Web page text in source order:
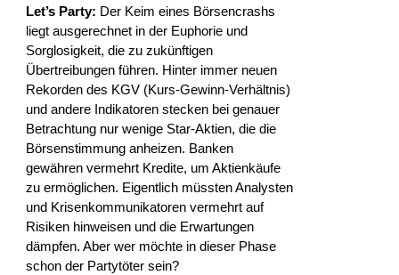
Let’s Party: Der Keim eines Börsencrashs
liegt ausgerechnet in der Euphorie und
Sorglosigkeit, die zu zukünftigen
Übertreibungen führen. Hinter immer neuen
Rekorden des KGV (Kurs-Gewinn-Verhältnis)
und andere Indikatoren stecken bei genauer
Betrachtung nur wenige Star-Aktien, die die
Börsenstimmung anheizen. Banken
gewähren vermehrt Kredite, um Aktienkäufe
zu ermöglichen. Eigentlich müssten Analysten
und Krisenkommunikatoren vermehrt auf
Risiken hinweisen und die Erwartungen
dämpfen. Aber wer möchte in dieser Phase
schon der Partytöter sein?